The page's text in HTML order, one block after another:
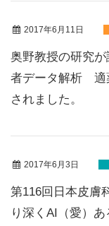
2017年6月11日
奥野教授の研究
者データ解析 適
されました。
2017年6月3日
第116回日本皮膚
り深くAI（愛）